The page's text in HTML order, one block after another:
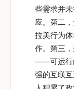
些需求并
应。第二
拉美行为
作。第三
——可运行
强的互联